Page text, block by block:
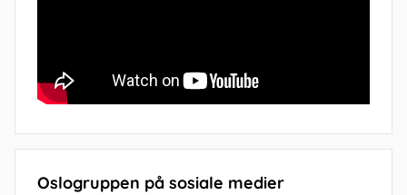
Oslogruppen på sosiale medier